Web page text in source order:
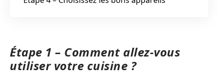
Étape 1 – Comment allez-vous
utiliser votre cuisine ?